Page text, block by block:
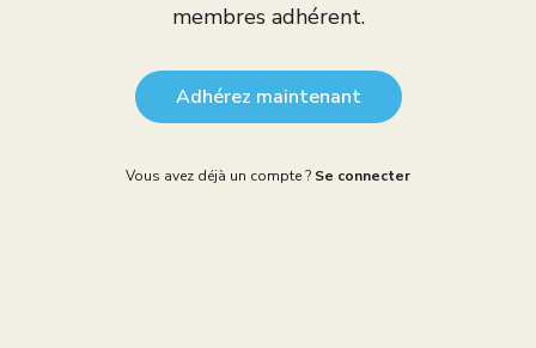
membres adhérent.
Adhérez maintenant
Vous avez déjà un compte ? Se connecter